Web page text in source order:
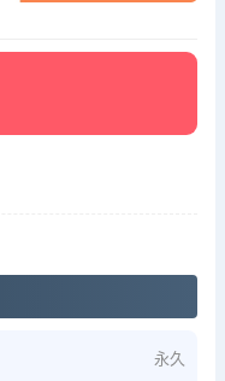
永久